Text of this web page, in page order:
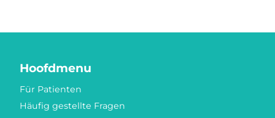
Hoofdmenu
Für Patienten
Häufig gestellte Fragen